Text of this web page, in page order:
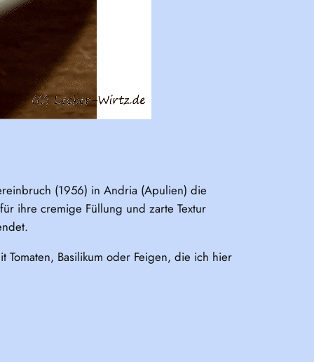
(1956) in Andria (Apulien) die
ihre cremige Füllung und zarte Textur
Tomaten, Basilikum oder Feigen, die ich hier